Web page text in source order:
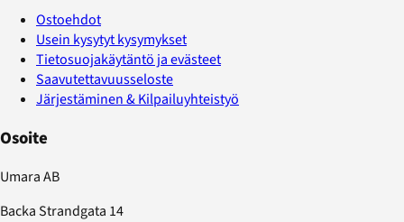
Ostoehdot
Usein kysytyt kysymykset
Tietosuojakäytäntö ja evästeet
Saavutettavuusseloste
Järjestäminen & Kilpailuyhteistyö
Osoite
Umara AB
Backa Strandgata 14